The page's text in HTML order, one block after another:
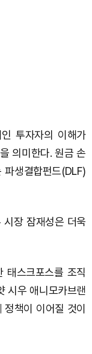
투자자의 이해가
의미한다. 원금 손
생결합펀드(DLF)
시장 잠재성은 더욱
태스크포스를 조직
시우 애니모카브랜
책이 이어질 것이